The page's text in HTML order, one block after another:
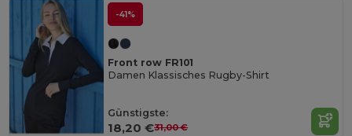
-41%
Front row FR101
Damen Klassisches Rugby-Shirt
Günstigste:
18,20 €31,00 €